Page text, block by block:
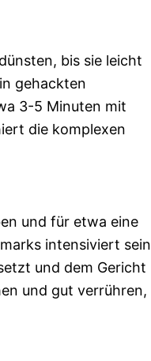
bis sie leicht
gehackten
3-5 Minuten mit
die komplexen
und für etwa eine
intensiviert sein
und dem Gericht
und gut verrühren,